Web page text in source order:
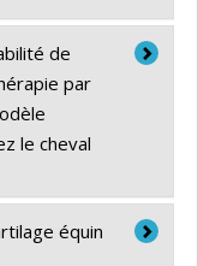
de
par
le cheval
équin